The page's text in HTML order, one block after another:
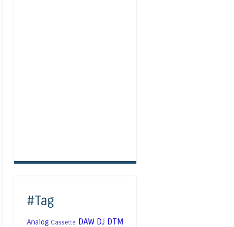
#Tag
Analog Cassette DAW DJ DTM